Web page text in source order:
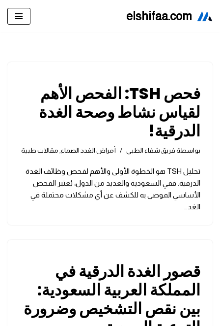
elshifaa.com
فحص TSH: الفحص الأهم
لقياس نشاط وصحة الغدة
الدرقية!
بواسطة فريق شفاء الطبي أمراض الغدد الصماء, مقالات طبية
تحليل TSH هو الخطوة الأولى والأهم لفحص وظائف الغدة
الدرقية. ففي السعودية والعديد من الدول، يُعتبر الفحص
الأساسي الموصى به للكشف عن أي مشكلات محتملة في
الغد…
قصور الغدة الدرقية في
المملكة العربية السعودية:
بين نقص التشخيص وضرورة